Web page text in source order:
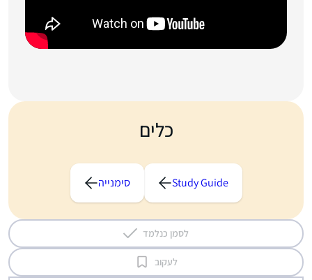
כלים
Study Guide סימנייה
לסמן כנלמד
לעקוב